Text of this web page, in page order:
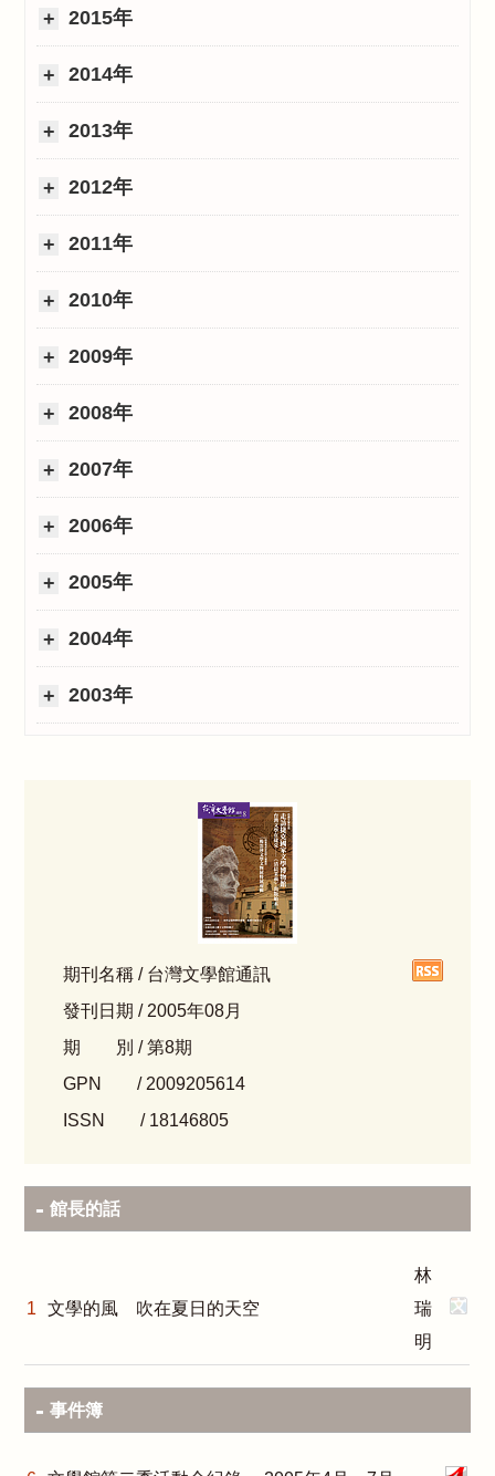
期刊名稱 / 台灣文學館通訊
發刊日期 / 2005年08月
期 別 / 第8期
GPN / 2009205614
ISSN / 18146805
館長的話
1 文學的風 吹在夏日的天空
林
瑞
明
事件簿
2015年
2014年
2013年
2012年
2011年
2010年
2009年
2008年
2007年
2006年
2005年
2004年
2003年